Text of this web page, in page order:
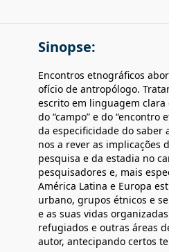
Sinopse:
Encontros etnográficos
ofício de antropólogo.
escrito em linguagem
do “campo” e do
da especificidade do saber
nos a rever as implicações
pesquisa e da estadia no
pesquisadores e, mais
América Latina e Europa
urbano, grupos étnicos e
e as suas vidas
refugiados e outras áreas
autor, antecipando certos